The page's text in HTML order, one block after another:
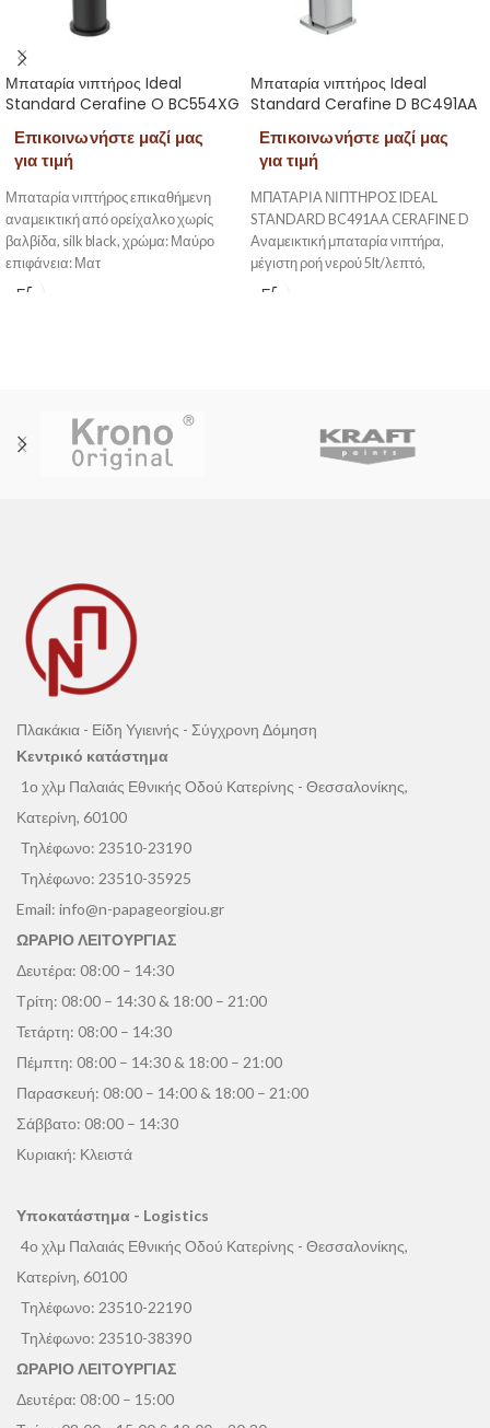
Μπαταρία νιπτήρος Ideal
Standard Cerafine O BC554XG
Επικοινωνήστε μαζί μας
για τιμή
Μπαταρία νιπτήρος επικαθήμενη
αναμεικτική από ορείχαλκο χωρίς
βαλβίδα, silk black, χρώμα: Μαύρο
επιφάνεια: Ματ
Μπαταρία νιπτήρος Ideal
Standard Cerafine D BC491AA
Επικοινωνήστε μαζί μας
για τιμή
ΜΠΑΤΑΡΙΑ ΝΙΠΤΗΡΟΣ IDEAL
STANDARD BC491AA CERAFINE D
Αναμεικτική μπαταρία νιπτήρα,
μέγιστη ροή νερού 5lt/λεπτό,
μηχανισμό ελέγχου-καθορισμού της
Πλακάκια - Είδη Υγιεινής - Σύγχρονη Δόμηση
Κεντρικό κατάστημα
1ο χλμ Παλαιάς Εθνικής Οδού Κατερίνης - Θεσσαλονίκης,
Κατερίνη, 60100
Τηλέφωνο: 23510-23190
Τηλέφωνο: 23510-35925
Email: info@n-papageorgiou.gr
ΩΡΑΡΙΟ ΛΕΙΤΟΥΡΓΙΑΣ
Δευτέρα: 08:00 – 14:30
Τρίτη: 08:00 – 14:30 & 18:00 – 21:00
Τετάρτη: 08:00 – 14:30
Πέμπτη: 08:00 – 14:30 & 18:00 – 21:00
Παρασκευή: 08:00 – 14:00 & 18:00 – 21:00
Σάββατο: 08:00 – 14:30
Κυριακή: Κλειστά
Υποκατάστημα - Logistics
4ο χλμ Παλαιάς Εθνικής Οδού Κατερίνης - Θεσσαλονίκης,
Κατερίνη, 60100
Τηλέφωνο: 23510-22190
Τηλέφωνο: 23510-38390
ΩΡΑΡΙΟ ΛΕΙΤΟΥΡΓΙΑΣ
Δευτέρα: 08:00 – 15:00